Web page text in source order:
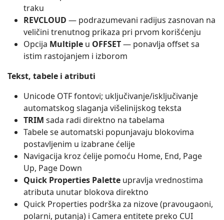
traku
REVCLOUD — podrazumevani radijus zasnovan na
veličini trenutnog prikaza pri prvom korišćenju
Opcija Multiple u OFFSET— ponavlja offset sa
istim rastojanjem i izborom
Tekst, tabele i atributi
Unicode OTF fontovi; uključivanje/isključivanje
automatskog slaganja višelinijskog teksta
TRIM sada radi direktno na tabelama
Tabele se automatski popunjavaju blokovima
postavljenim u izabrane ćelije
Navigacija kroz ćelije pomoću Home, End, Page
Up, Page Down
Quick Properties Palette upravlja vrednostima
atributa unutar blokova direktno
Quick Properties podrška za nizove (pravougaoni,
polarni, putanja) i Camera entitete preko CUI